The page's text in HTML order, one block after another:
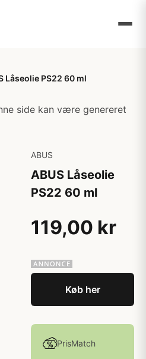
Låseolie PS22 60 ml
side kan være genereret
ABUS
ABUS Låseolie
PS22 60 ml
119,00 kr
Køb her
PrisMatch